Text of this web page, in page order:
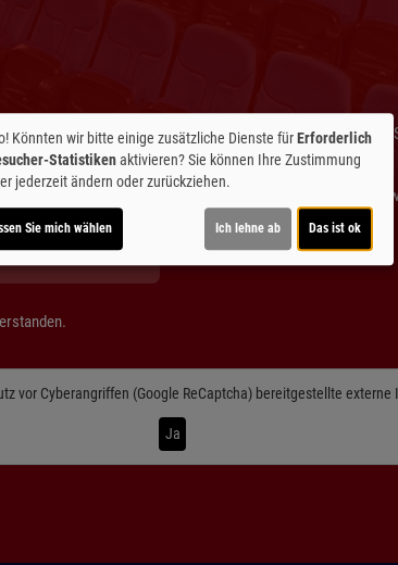
mit dem Bezug des Newsletters einverstanden sind.
Link für die Stornierung finden Sie am Ende jedes
vor Cyberangriffen (Google ReCaptcha) bereitgestellte externe
Ja
Könnten wir bitte einige zusätzliche Dienste fürErforderlich
Statistikenaktivieren? Sie können Ihre Zustimmung
jederzeit ändern oder zurückziehen.
Sie mich wählen Ich lehne ab Das ist ok